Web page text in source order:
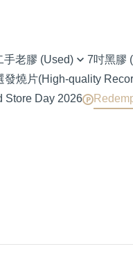
手老膠 (Used) 7吋黑膠
(EP) Blues 藍調
發燒片(High-quality
Store Day 2026